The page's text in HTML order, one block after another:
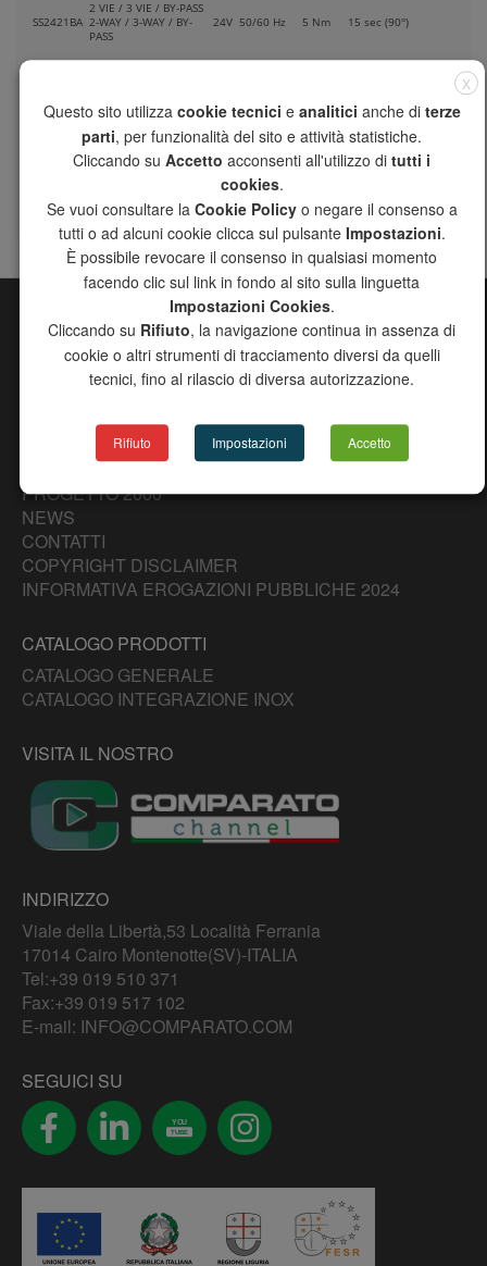
SS2421BA
2 VIE / 3 VIE / BY-PASS
2-WAY / 3-WAY / BY-
PASS
24V 50/60 Hz 5 Nm 15 sec (90°)
SS2221BC22-WAY / 3-WAY / BY-
230V50/60 Hz 8 Nm 120 sec (90°)
2 VIE / 3 VIE / BY-PASS
MAPPA DEL SITO
CHANNEL
PRODOTTI
RICERCA AGENTI
DOWNLOAD
PROGETTO 2000
NEWS
CONTATTI
COPYRIGHT DISCLAIMER
INFORMATIVA EROGAZIONI PUBBLICHE 2024
CATALOGO PRODOTTI
CATALOGO GENERALE
CATALOGO INTEGRAZIONE INOX
VISITA IL NOSTRO
INDIRIZZO
Viale della Libertà,53 Località Ferrania
17014 Cairo Montenotte(SV)-ITALIA
Tel:+39 019 510 371
Fax:+39 019 517 102
E-mail: INFO@COMPARATO.COM
SEGUICI SU
YOU
TUBE
X
Questo sito utilizza cookie tecnici e analitici anche di terze
parti, per funzionalità del sito e attività statistiche.
Cliccando su Accetto acconsenti all'utilizzo di tutti i
cookies.
Se vuoi consultare la Cookie Policyo negare il consenso a
tutti o ad alcuni cookie clicca sul pulsante Impostazioni.
È possibile revocare il consenso in qualsiasi momento
facendo clic sul link in fondo al sito sulla linguetta
Impostazioni Cookies.
Cliccando su Rifiuto, la navigazione continua in assenza di
cookie o altri strumenti di tracciamento diversi da quelli
tecnici, fino al rilascio di diversa autorizzazione.
Rifiuto Impostazioni Accetto